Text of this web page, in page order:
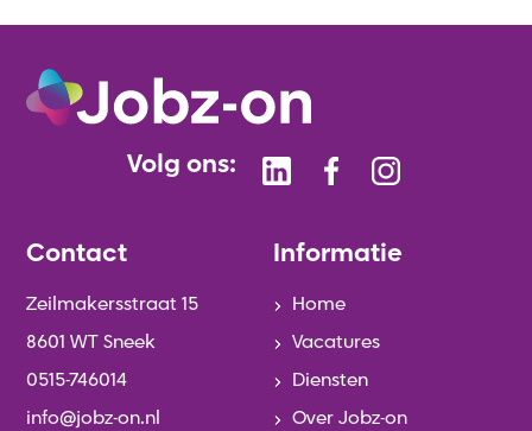
Volg ons:
Contact
Zeilmakersstraat 15
8601 WT Sneek
0515-746014
info@jobz-on.nl
Informatie
Home
Vacatures
Diensten
Over Jobz-on